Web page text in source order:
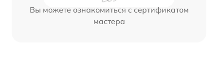
Вы можете ознакомиться с сертификатом
мастера